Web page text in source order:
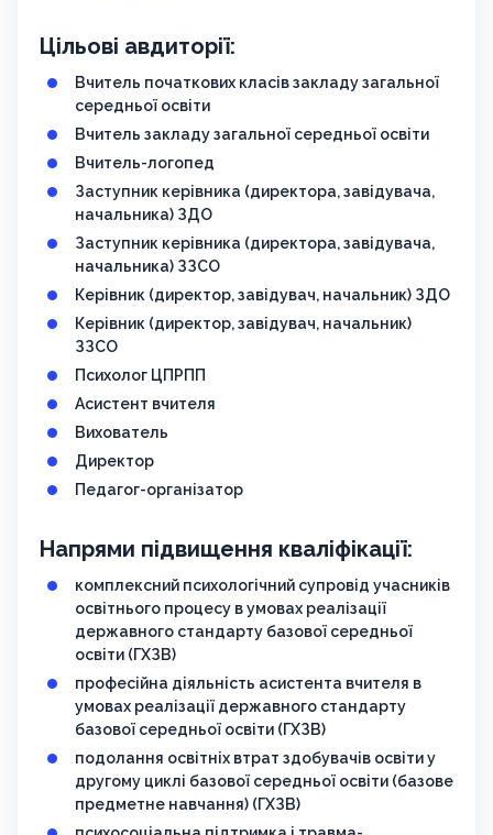
Цільові авдиторії:
Вчитель початкових класів закладу загальної
середньої освіти
Вчитель закладу загальної середньої освіти
Вчитель-логопед
Заступник керівника (директора, завідувача,
начальника) ЗДО
Заступник керівника (директора, завідувача,
начальника) ЗЗСО
Керівник (директор, завідувач, начальник) ЗДО
Керівник (директор, завідувач, начальник)
ЗЗСО
Психолог ЦПРПП
Асистент вчителя
Вихователь
Директор
Педагог-організатор
Напрями підвищення кваліфікації:
комплексний психологічний супровід учасників
освітнього процесу в умовах реалізації
державного стандарту базової середньої
освіти (ГХЗВ)
професійна діяльність асистента вчителя в
умовах реалізації державного стандарту
базової середньої освіти (ГХЗВ)
подолання освітніх втрат здобувачів освіти у
другому циклі базової середньої освіти (базове
предметне навчання) (ГХЗВ)